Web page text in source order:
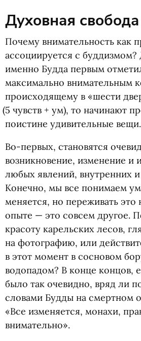
Духовная свобода
Почему внимательность как
ассоциируется с буддизмом?
именно Будда первым
максимально внимательным
происходящему в «шести
(5 чувств + ум), то начинают
поистине удивительные вещи.
Во-первых, становятся
возникновение, изменение и
любых явлений, внутренних
Конечно, мы все понимаем
меняется, но переживать это
опыте — это совсем другое.
красоту карельских лесов,
на фотографию, или
в этот момент в сосновом
водопадом? В конце концов,
было так очевидно, вряд ли
словами Будды на смертном
«Все изменяется, монахи,
внимательно».